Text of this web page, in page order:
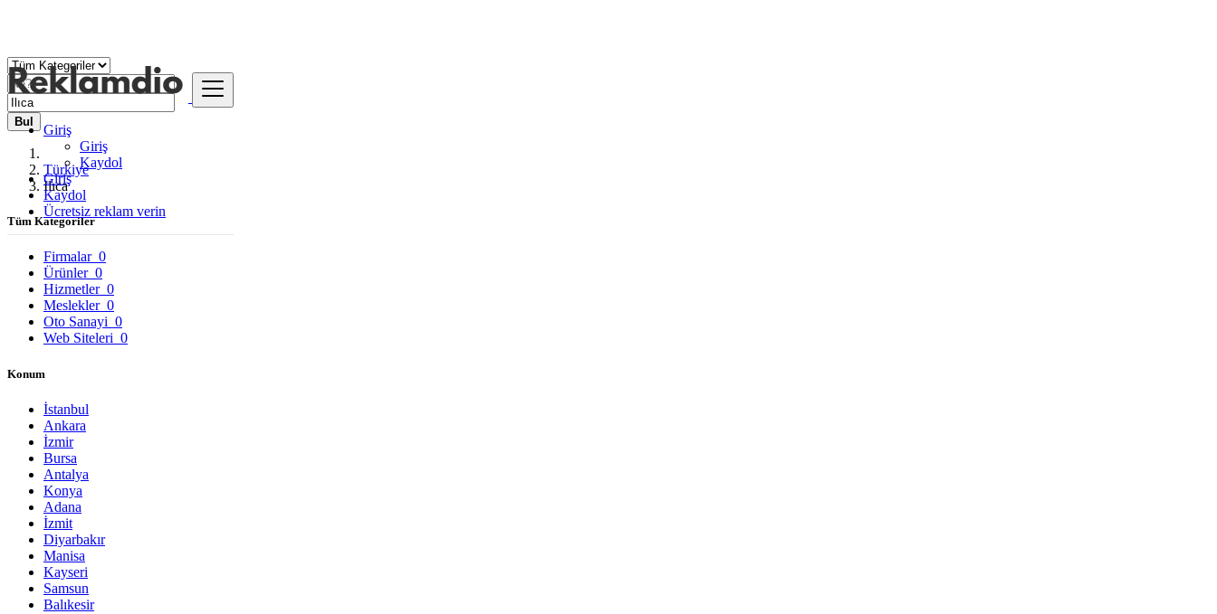
Giriş
Giriş
Kaydol
Giriş
Kaydol
Ücretsiz reklam verin
Bul
Türkiye
Ilıca
Tüm Kategoriler
Firmalar 0
Ürünler 0
Hizmetler 0
Meslekler 0
Oto Sanayi 0
Web Siteleri 0
Konum
İstanbul
Ankara
İzmir
Bursa
Antalya
Konya
Adana
İzmit
Diyarbakır
Manisa
Kayseri
Samsun
Balıkesir